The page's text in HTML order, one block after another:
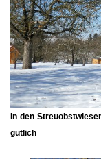
In den
gütlich